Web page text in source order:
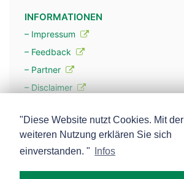
INFORMATIONEN
– Impressum
– Feedback
– Partner
– Disclaimer
– Werbung
– Mehr über unsere Experten
"Diese Website nutzt Cookies. Mit der
weiteren Nutzung erklären Sie sich
einverstanden. "
Infos